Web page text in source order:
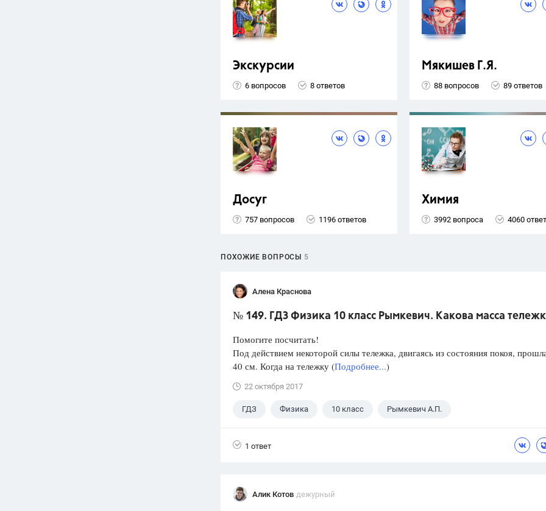
Экскурсии
6 вопросов 8 ответов
Мякишев Г.Я.
88 вопросов 89 ответов
Досуг
757 вопросов 1196 ответов
Химия
3992 вопроса 4060
ПОХОЖИЕ ВОПРОСЫ 5
Алена Краснова
№ 149. ГДЗ Физика 10 класс Рымкевич. Какова масса
Помогите посчитать!
Под действием некоторой силы тележка, двигаясь из состояния покоя,
40 см. Когда на тележку (Подробнее...)
22 октября 2017
ГДЗ Физика 10 класс Рымкевич А.П.
1 ответ
Алик Котов дежурный